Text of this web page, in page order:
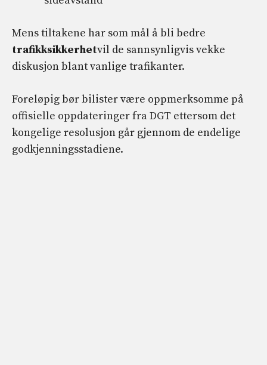
Mens tiltakene har som mål å bli bedre
trafikksikkerhetvil de sannsynligvis vekke
diskusjon blant vanlige trafikanter.
Foreløpig bør bilister være oppmerksomme på
offisielle oppdateringer fra DGT ettersom det
kongelige resolusjon går gjennom de endelige
godkjenningsstadiene.